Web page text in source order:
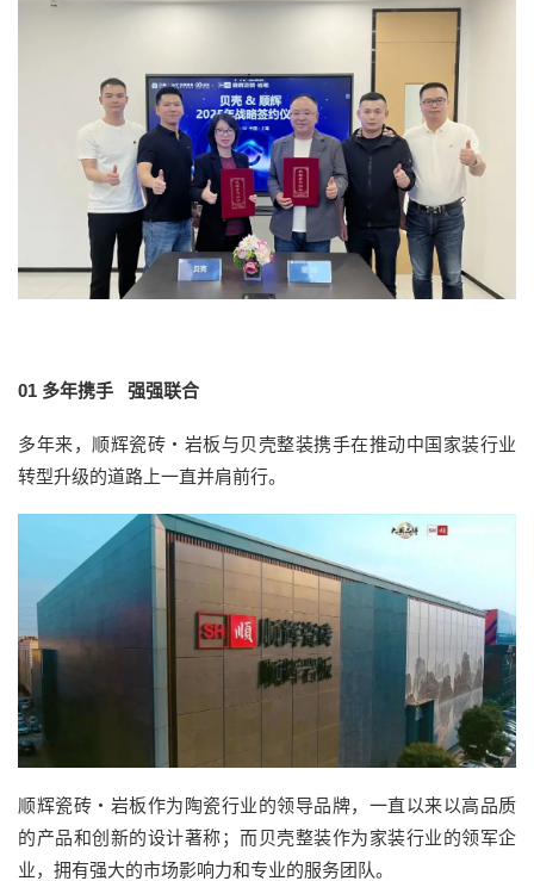
01 多年携手 强强联合
多年来，顺辉瓷砖・岩板与贝壳整装携手在推动中国家装行业
转型升级的道路上一直并肩前行。
顺辉瓷砖・岩板作为陶瓷行业的领导品牌，一直以来以高品质
的产品和创新的设计著称；而贝壳整装作为家装行业的领军企
业，拥有强大的市场影响力和专业的服务团队。